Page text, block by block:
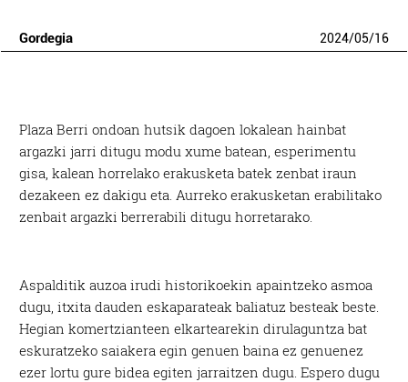
Gordegia 2024/05/16
Plaza Berri ondoan hutsik dagoen lokalean hainbat
argazki jarri ditugu modu xume batean, esperimentu
gisa, kalean horrelako erakusketa batek zenbat iraun
dezakeen ez dakigu eta. Aurreko erakusketan erabilitako
zenbait argazki berrerabili ditugu horretarako.
Aspalditik auzoa irudi historikoekin apaintzeko asmoa
dugu, itxita dauden eskaparateak baliatuz besteak beste.
Hegian komertzianteen elkartearekin dirulaguntza bat
eskuratzeko saiakera egin genuen baina ez genuenez
ezer lortu gure bidea egiten jarraitzen dugu. Espero dugu